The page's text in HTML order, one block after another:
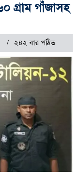
গ্রাম গাঁজাসহ
২৪২ বার পঠিত